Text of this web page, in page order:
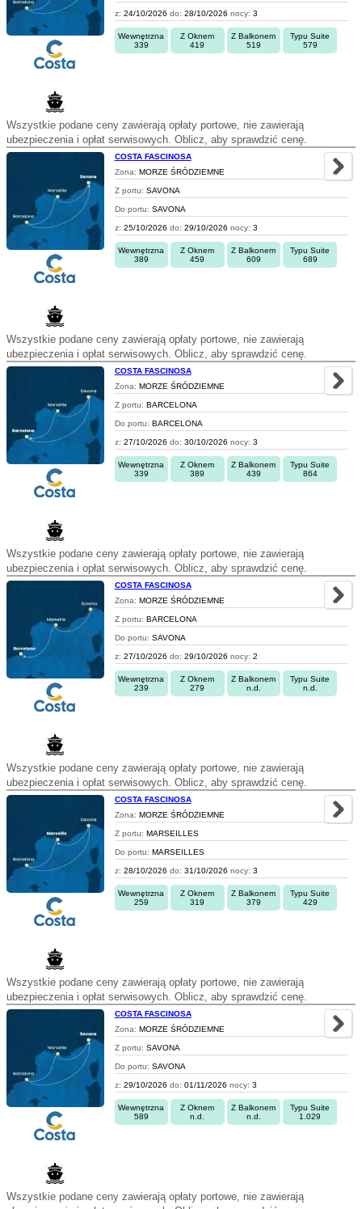
z: 24/10/2026 do: 28/10/2026 nocy: 3
Wewnętrzna
339
Z Oknem
419
Z Balkonem
519
Typu Suite
579
Wszystkie podane ceny zawierają opłaty portowe, nie zawierają
ubezpieczenia i opłat serwisowych. Oblicz, aby sprawdzić cenę.
COSTA FASCINOSA
Zona: MORZE ŚRÓDZIEMNE
Z portu: SAVONA
Do portu: SAVONA
z: 25/10/2026 do: 29/10/2026 nocy: 3
Wewnętrzna
389
Z Oknem
459
Z Balkonem
609
Typu Suite
689
Wszystkie podane ceny zawierają opłaty portowe, nie zawierają
ubezpieczenia i opłat serwisowych. Oblicz, aby sprawdzić cenę.
COSTA FASCINOSA
Zona: MORZE ŚRÓDZIEMNE
Z portu: BARCELONA
Do portu: BARCELONA
z: 27/10/2026 do: 30/10/2026 nocy: 3
Wewnętrzna
339
Z Oknem
389
Z Balkonem
439
Typu Suite
864
Wszystkie podane ceny zawierają opłaty portowe, nie zawierają
ubezpieczenia i opłat serwisowych. Oblicz, aby sprawdzić cenę.
COSTA FASCINOSA
Zona: MORZE ŚRÓDZIEMNE
Z portu: BARCELONA
Do portu: SAVONA
z: 27/10/2026 do: 29/10/2026 nocy: 2
Wewnętrzna
239
Z Oknem
279
Z Balkonem
n.d.
Typu Suite
n.d.
Wszystkie podane ceny zawierają opłaty portowe, nie zawierają
ubezpieczenia i opłat serwisowych. Oblicz, aby sprawdzić cenę.
COSTA FASCINOSA
Zona: MORZE ŚRÓDZIEMNE
Z portu: MARSEILLES
Do portu: MARSEILLES
z: 28/10/2026 do: 31/10/2026 nocy: 3
Wewnętrzna
259
Z Oknem
319
Z Balkonem
379
Typu Suite
429
Wszystkie podane ceny zawierają opłaty portowe, nie zawierają
ubezpieczenia i opłat serwisowych. Oblicz, aby sprawdzić cenę.
COSTA FASCINOSA
Zona: MORZE ŚRÓDZIEMNE
Z portu: SAVONA
Do portu: SAVONA
z: 29/10/2026 do: 01/11/2026 nocy: 3
Wewnętrzna
589
Z Oknem
n.d.
Z Balkonem
n.d.
Typu Suite
1.029
Wszystkie podane ceny zawierają opłaty portowe, nie zawierają